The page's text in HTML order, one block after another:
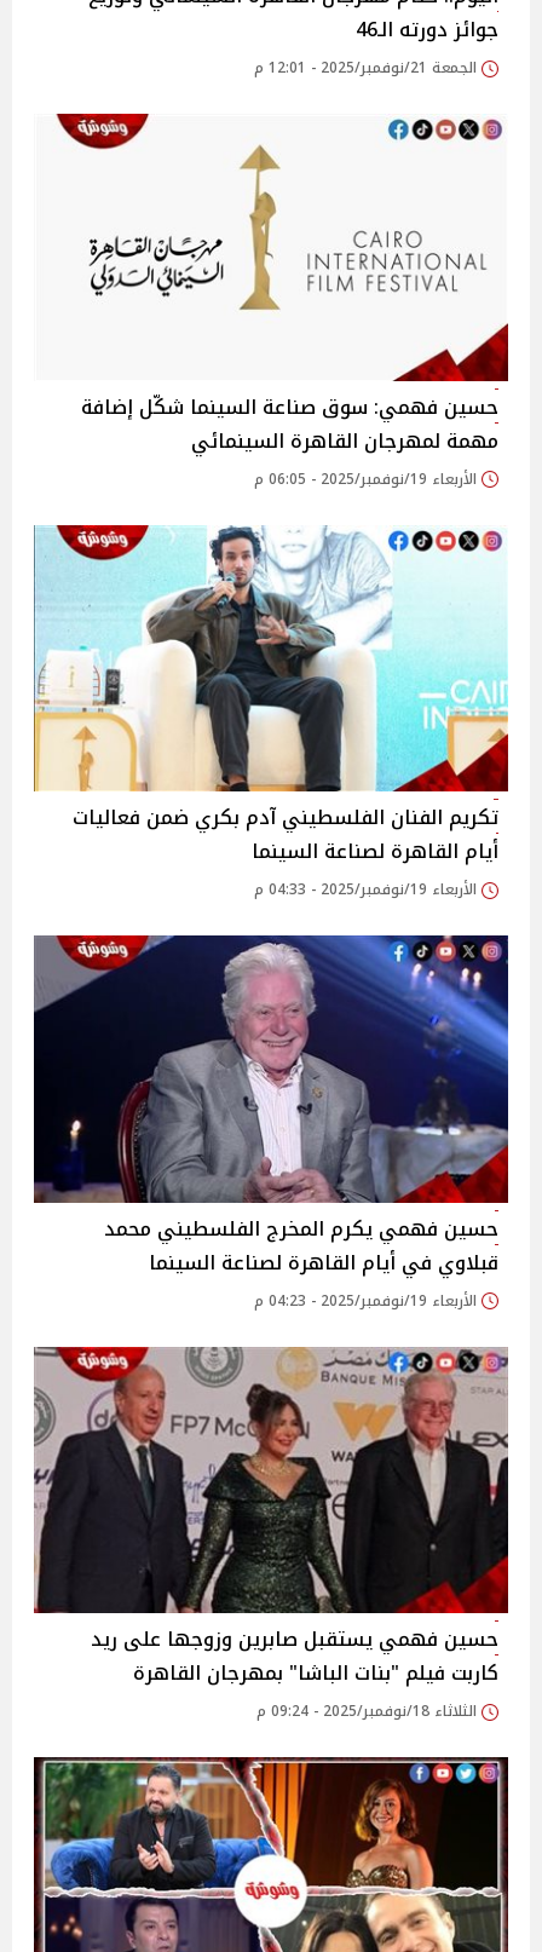
جوائز دورته الـ46
الجمعة 21/نوفمبر/2025 - 12:01 م
حسين فهمي: سوق صناعة السينما شكّل إضافة
مهمة لمهرجان القاهرة السينمائي
الأربعاء 19/نوفمبر/2025 - 06:05 م
تكريم الفنان الفلسطيني آدم بكري ضمن فعاليات
أيام القاهرة لصناعة السينما
الأربعاء 19/نوفمبر/2025 - 04:33 م
حسين فهمي يكرم المخرج الفلسطيني محمد
قبلاوي في أيام القاهرة لصناعة السينما
الأربعاء 19/نوفمبر/2025 - 04:23 م
حسين فهمي يستقبل صابرين وزوجها على ريد
كاربت فيلم "بنات الباشا" بمهرجان القاهرة
الثلاثاء 18/نوفمبر/2025 - 09:24 م